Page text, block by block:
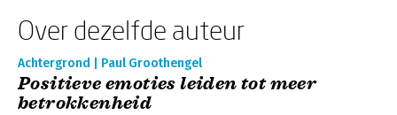
Over dezelfde auteur
Achtergrond | Paul Groothengel
Positieve emoties leiden tot meer
betrokkenheid